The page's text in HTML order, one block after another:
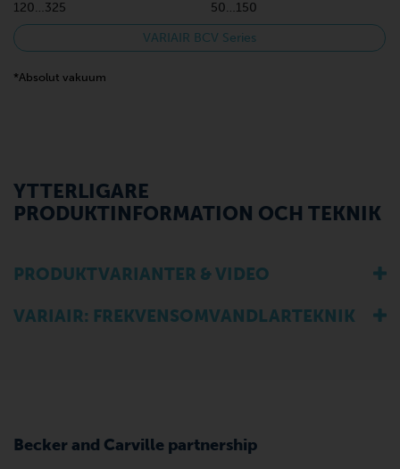
120…325 50…150
VARIAIR BCV Series
*Absolut vakuum
YTTERLIGARE
PRODUKTINFORMATION OCH TEKNIK
PRODUKTVARIANTER & VIDEO
VARIAIR: FREKVENSOMVANDLARTEKNIK
Becker and Carville partnership